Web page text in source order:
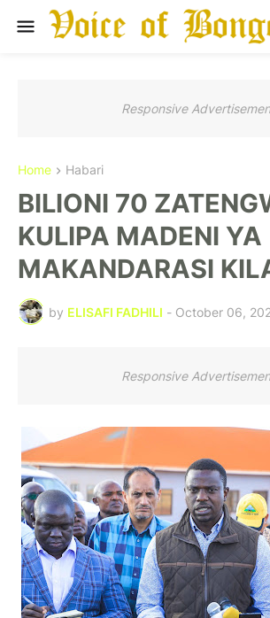
Responsive
Home Habari
BILIONI 70
KULIPA MADENI YA
MAKANDARASI
by ELISAFI FADHILI - October 06,
Responsive